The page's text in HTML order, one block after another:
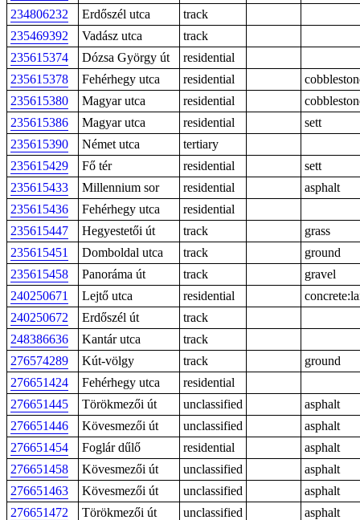
234806232
Erdőszél utca
track
235469392
Vadász utca
track
235615374
Dózsa György út
residential
235615378
Fehérhegy utca residential
235615380
Magyar utca residential
235615386
Magyar utca residential
sett
235615390
Német utca
tertiary
235615429
Fő tér residential
sett
235615433
Millennium sor residential
asphalt
235615436
Fehérhegy utca
residential
235615447
Hegyestetői út track
grass
235615451
Domboldal utca track
ground
235615458
Panoráma út track
gravel
240250671
Lejtő utca residential
240250672
Erdőszél út
track
248386636
Kantár utca
track
276574289
Kút-völgy track
ground
276651424
Fehérhegy utca
residential
276651445
Törökmezői út unclassified
asphalt
276651446
Kövesmezői út unclassified
asphalt
276651454
Foglár dűlő residential
asphalt
276651458
Kövesmezői út unclassified
asphalt
276651463
Kövesmezői út unclassified
asphalt
276651472
Törökmezői út unclassified
asphalt